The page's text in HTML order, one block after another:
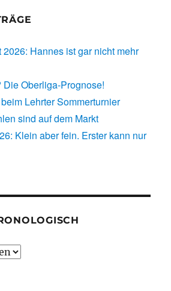
Hannes ist gar nicht mehr
Oberliga-Prognose!
Lehrter Sommerturnier
sind auf dem Markt
Klein aber fein. Erster kann nur